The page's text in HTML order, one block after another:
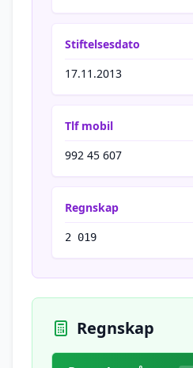
Stiftelsesdato
17.11.2013
Tlf mobil
992 45 607
Regnskap
2 019
Regnskap